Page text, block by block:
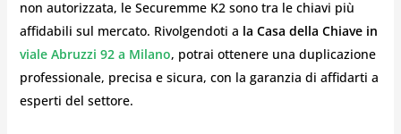
non autorizzata, le Securemme K2 sono tra le chiavi più
affidabili sul mercato. Rivolgendoti a la Casa della Chiave in
viale Abruzzi 92 a Milano, potrai ottenere una duplicazione
professionale, precisa e sicura, con la garanzia di affidarti a
esperti del settore.